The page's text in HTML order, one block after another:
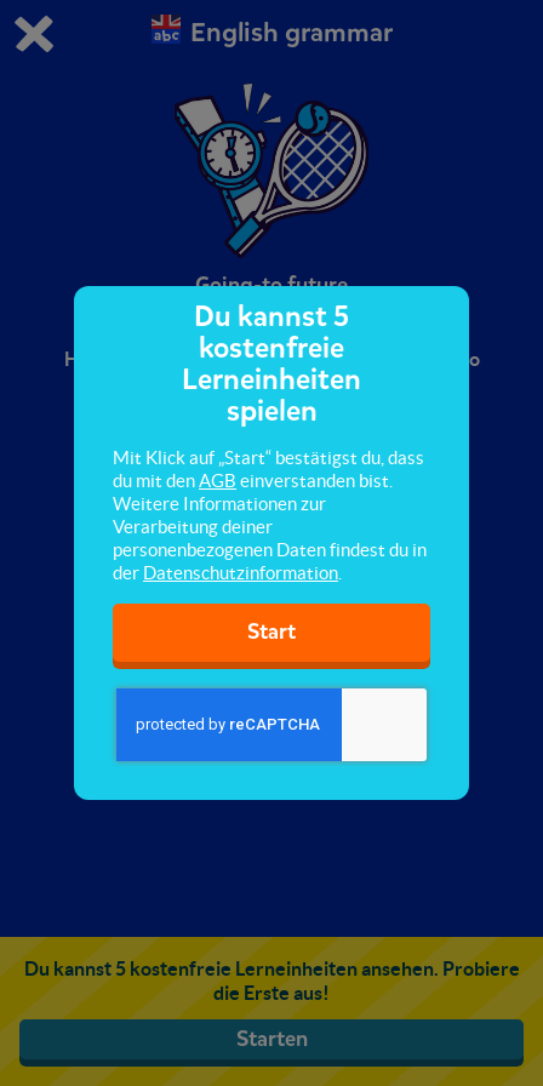
Du spielst die kostenfreie Testversion von scoyo.
Jetzt bestellen
0 1
English grammar
Going-to future
Here you learn how to use the going-to future to
describe future activities.
Du kannst 5 kostenfreie Lerneinheiten ansehen. Probiere
die Erste aus!
Starten
Du kannst 5
kostenfreie
Lerneinheiten
spielen
Mit Klick auf „Start“ bestätigst du, dass
du mit denAGB einverstanden bist.
Weitere Informationen zur
Verarbeitung deiner
personenbezogenen Daten findest du in
der Datenschutzinformation
Start